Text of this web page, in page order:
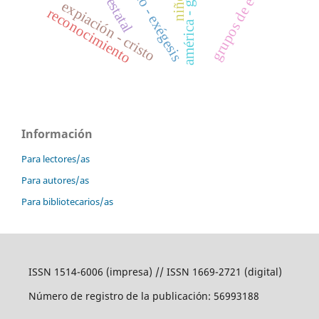
expiación - cristo grupos de edad
reconocimiento
Información
Para lectores/as
Para autores/as
Para bibliotecarios/as
ISSN 1514-6006 (impresa) // ISSN 1669-2721 (digital)
Número de registro de la publicación: 56993188